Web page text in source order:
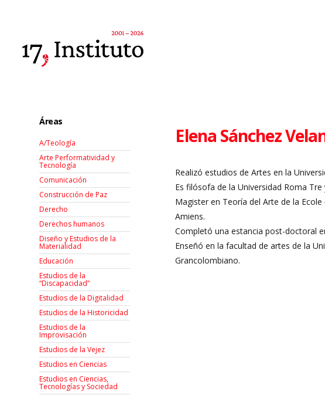
Elena Sánchez
Realizó estudios de Artes en la
Es filósofa de la Universidad Roma
Magister en Teoría del Arte de la
Amiens.
Completó una estancia post-doctoral
Enseñó en la facultad de artes de la
Grancolombiano.
Áreas
A/Teología
Arte Performatividad y
Tecnología
Comunicación
Construcción de Paz
Derecho
Derechos humanos
Diseño y Estudios de la
Materialidad
Educación
Estudios de la
“Discapacidad”
Estudios de la Digitalidad
Estudios de la Historicidad
Estudios de la
Improvisación
Estudios de la Vejez
Estudios en Ciencias
Estudios en Ciencias,
Tecnologías y Sociedad